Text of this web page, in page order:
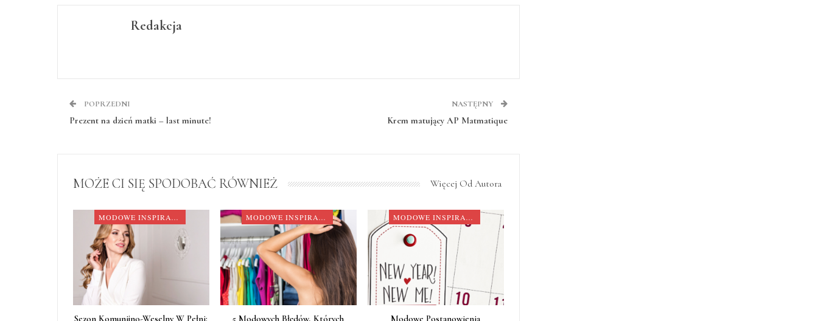
Redakcja
POPRZEDNI
Prezent na dzień matki – last minute!
NASTĘPNY
Krem matujący AP Matmatique
MOŻE CI SIĘ SPODOBAĆ RÓWNIEŻ Więcej Od Autora
Sezon Komunijno-Weselny W Pełni:
5 Modowych Błędów, Których
Modowe Postanowienia